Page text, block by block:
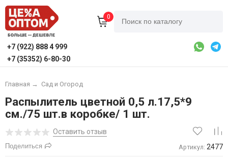
0
+7 (922) 888 4 999
+7 (35352) 6-80-30
Главная → Сад и Огород
Распылитель цветной 0,5 л.17,5*9
см./75 шт.в коробке/ 1 шт.
Оставить отзыв
Поделиться Артикул: 2477